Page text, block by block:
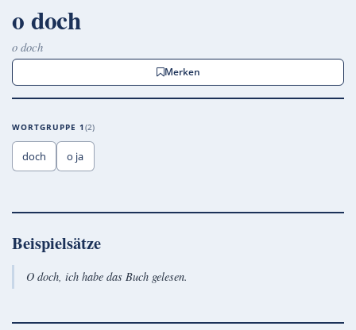
o doch
o doch
Merken
WORTGRUPPE 1 2
doch o ja
Beispielsätze
O doch, ich habe das Buch gelesen.